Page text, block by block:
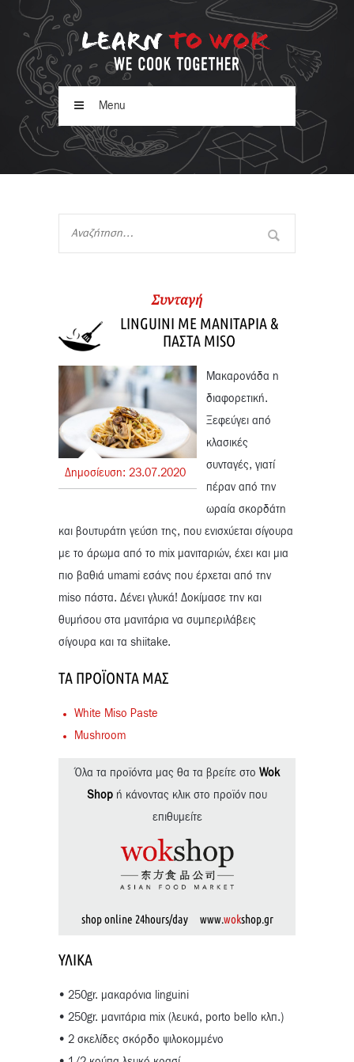
Menu
Συνταγή
LINGUINI ΜΕ ΜΑΝΙΤΑΡΙΑ &
ΠΑΣΤΑ MISO
Δημοσίευση: 23.07.2020
Μακαρονάδα η
διαφορετική.
Ξεφεύγει από
κλασικές
συνταγές, γιατί
πέραν από την
ωραία σκορδάτη
και βουτυράτη γεύση της, που ενισχύεται σίγουρα
με το άρωμα από τo mix μανιταριών, έχει και μια
πιο βαθιά umami εσάνς που έρχεται από την
miso πάστα. Δένει γλυκά! Δοκίμασε την και
θυμήσου στα μανιτάρια να συμπεριλάβεις
σίγουρα και τα shiitake.
ΤΑ ΠΡΟΪΌΝΤΑ ΜΑΣ
White Miso Paste
Mushroom
Όλα τα προϊόντα μας θα τα βρείτε στο Wok
Shop ή κάνοντας κλικ στο προϊόν που
επιθυμείτε
shop online 24hours/day www.wokshop.gr
ΥΛΙΚΆ
• 250gr. μακαρόνια linguini
• 250gr. μανιτάρια mix (λευκά, porto bello κλπ.)
• 2 σκελίδες σκόρδο ψιλοκομμένο